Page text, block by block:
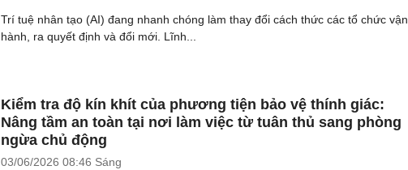
Trí tuệ nhân tạo (AI) đang nhanh chóng làm thay đổi cách thức các tổ chức vận
hành, ra quyết định và đổi mới. Lĩnh...
Kiểm tra độ kín khít của phương tiện bảo vệ thính giác:
Nâng tầm an toàn tại nơi làm việc từ tuân thủ sang phòng
ngừa chủ động
03/06/2026 08:46 Sáng